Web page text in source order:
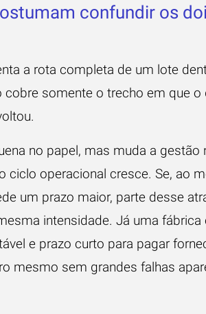
confundir os
a rota completa de um lote
cobre somente o trecho em que o
no papel, mas muda a gestão
ciclo operacional cresce. Se, ao
um prazo maior, parte desse
intensidade. Já uma fábrica
e prazo curto para pagar
mesmo sem grandes falhas